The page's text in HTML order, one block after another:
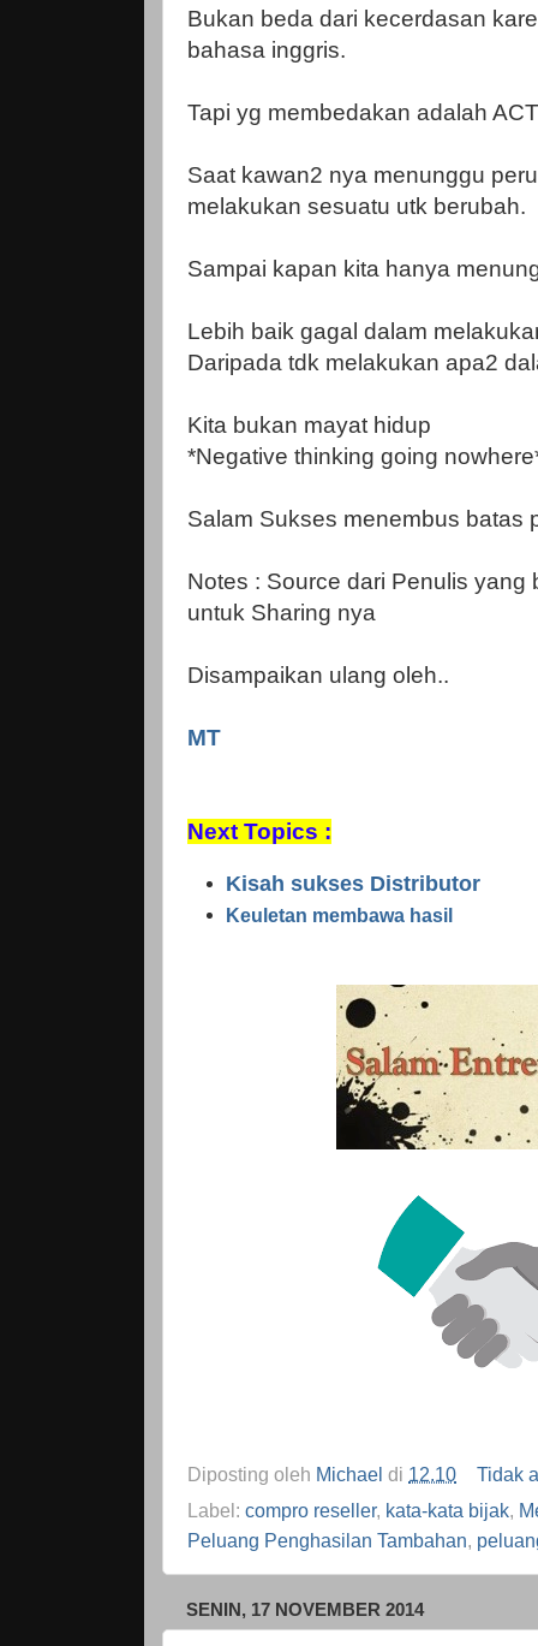
Bukan beda dari kecerdasan
bahasa inggris.
Tapi yg membedakan adalah
Saat kawan2 nya menunggu
melakukan sesuatu utk berubah.
Sampai kapan kita hanya
Lebih baik gagal dalam
Daripada tdk melakukan apa2
Kita bukan mayat hidup
*Negative thinking going
Salam Sukses menembus batas
Notes : Source dari Penulis yang
untuk Sharing nya
Disampaikan ulang oleh..
MT
Next Topics :
Kisah sukses Distributor
Keuletan membawa hasil
Diposting oleh Michael di 12.10
Tidak
Label: compro reseller, kata-kata bijak,
Peluang Penghasilan Tambahan,
SENIN, 17 NOVEMBER 2014